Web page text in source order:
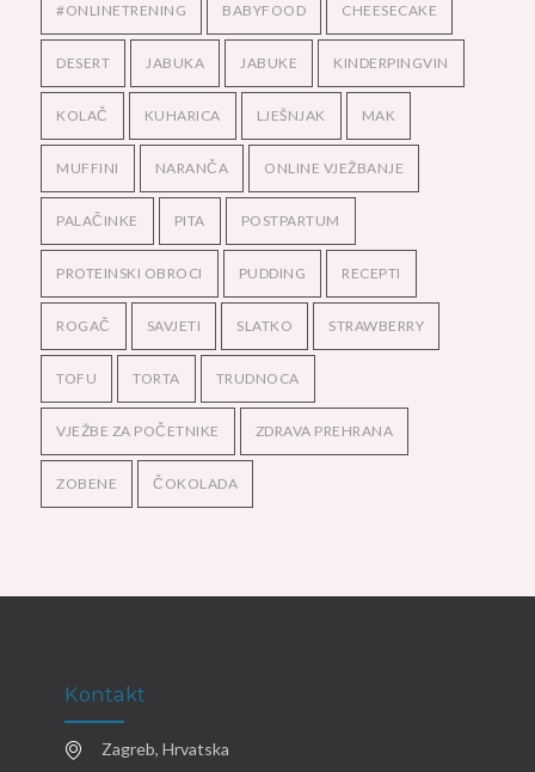
#ONLINETRENING BABYFOOD CHEESECAKE
DESERT JABUKA JABUKE KINDERPINGVIN
KOLAČ KUHARICA LJEŠNJAK MAK
MUFFINI NARANČA ONLINE VJEŽBANJE
PALAČINKE PITA POSTPARTUM
PROTEINSKI OBROCI PUDDING RECEPTI
ROGAČ SAVJETI SLATKO STRAWBERRY
TOFU TORTA TRUDNOCA
VJEŽBE ZA POČETNIKE ZDRAVA PREHRANA
ZOBENE ČOKOLADA
Kontakt
Zagreb, Hrvatska